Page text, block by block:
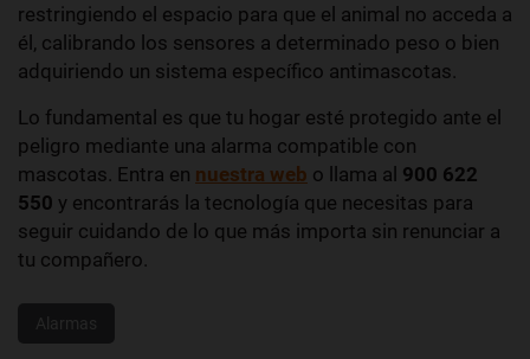
restringiendo el espacio para que el animal no acceda a
él, calibrando los sensores a determinado peso o bien
adquiriendo un sistema específico antimascotas.
Lo fundamental es que tu hogar esté protegido ante el
peligro mediante una alarma compatible con
mascotas. Entra en nuestra web o llama al 900 622
550 y encontrarás la tecnología que necesitas para
seguir cuidando de lo que más importa sin renunciar a
tu compañero.
Alarmas